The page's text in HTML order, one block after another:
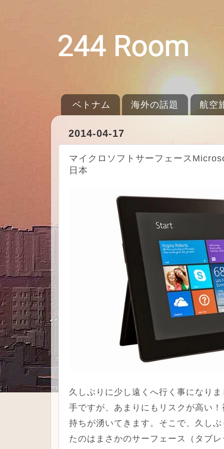
ベトナム 海外の話題 航空
2014-04-17
マイクロソフトサーフェース
日本
久しぶりに少し遠くへ行く事になり
手ですが、あまりにもリスクが高い
持ちが湧いてきます。そこで、久し
たのはまさかのサーフェース（タブ